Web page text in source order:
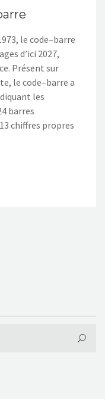
le code–barre
d’ici 2027,
Présent sur
le code–barre a
les
barres
chiffres propres